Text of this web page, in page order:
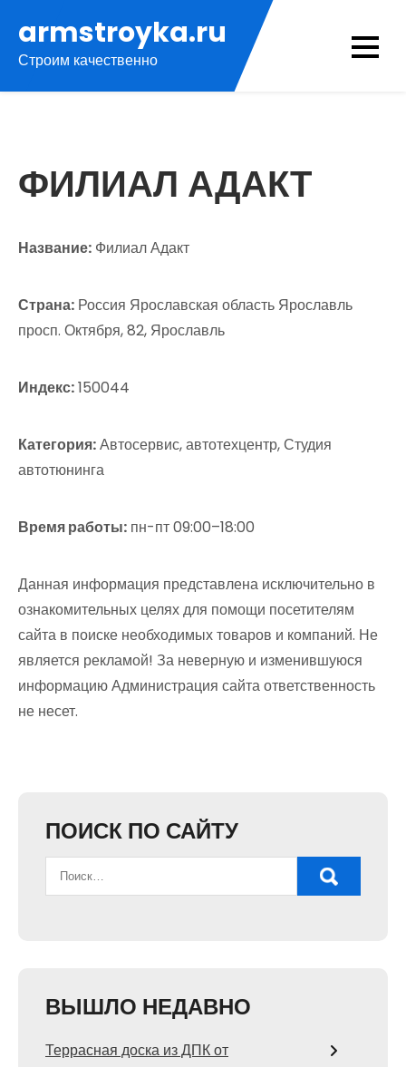
содержимому
armstroyka.ru
Строим качественно
ФИЛИАЛ АДАКТ
Название: Филиал Адакт
Страна: Россия Ярославская область Ярославль
просп. Октября, 82, Ярославль
Индекс:150044
Категория:Автосервис, автотехцентр, Студия
автотюнинга
Время работы: пн-пт 09:00–18:00
Данная информация представлена исключительно в
ознакомительных целях для помощи посетителям
сайта в поиске необходимых товаров и компаний. Не
является рекламой! За неверную и изменившуюся
информацию Администрация сайта ответственность
не несет.
ПОИСК ПО САЙТУ
ВЫШЛО НЕДАВНО
Террасная доска из ДПК от